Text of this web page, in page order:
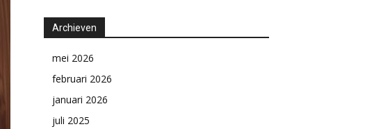
Archieven
mei 2026
februari 2026
januari 2026
juli 2025